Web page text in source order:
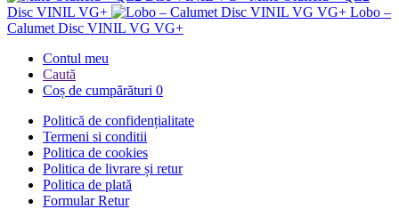
Disc VINIL VG+
Lobo –
Calumet Disc VINIL VG VG+
Contul meu
Caută
Coș de cumpărături 0
Politică de confidențialitate
Termeni si conditii
Politica de cookies
Politica de livrare și retur
Politica de plată
Formular Retur